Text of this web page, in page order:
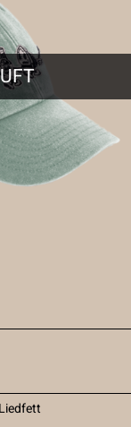
Liedfett